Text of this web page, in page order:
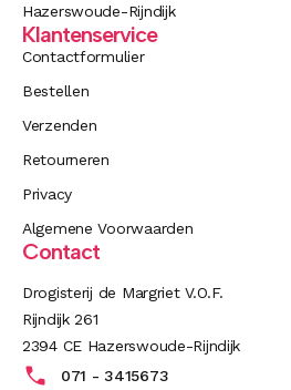
Hazerswoude-Rijndijk
Klantenservice
Contactformulier
Bestellen
Verzenden
Retourneren
Privacy
Algemene Voorwaarden
Contact
Drogisterij de Margriet V.O.F.
Rijndijk 261
2394 CE Hazerswoude-Rijndijk
071 - 3415673